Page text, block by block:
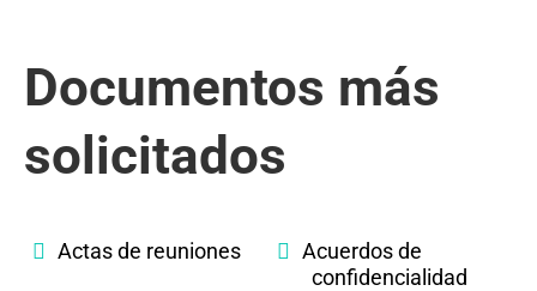
Documentos más
solicitados
Actas de reuniones
Acuerdos de
confidencialidad